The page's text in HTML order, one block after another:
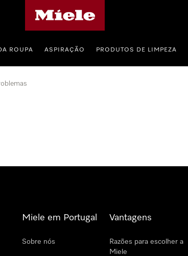
ROUPA ASPIRAÇÃO PRODUTOS DE LIMPEZA
Miele em Portugal
Sobre nós
Vantagens
Razões para escolher a
Miele